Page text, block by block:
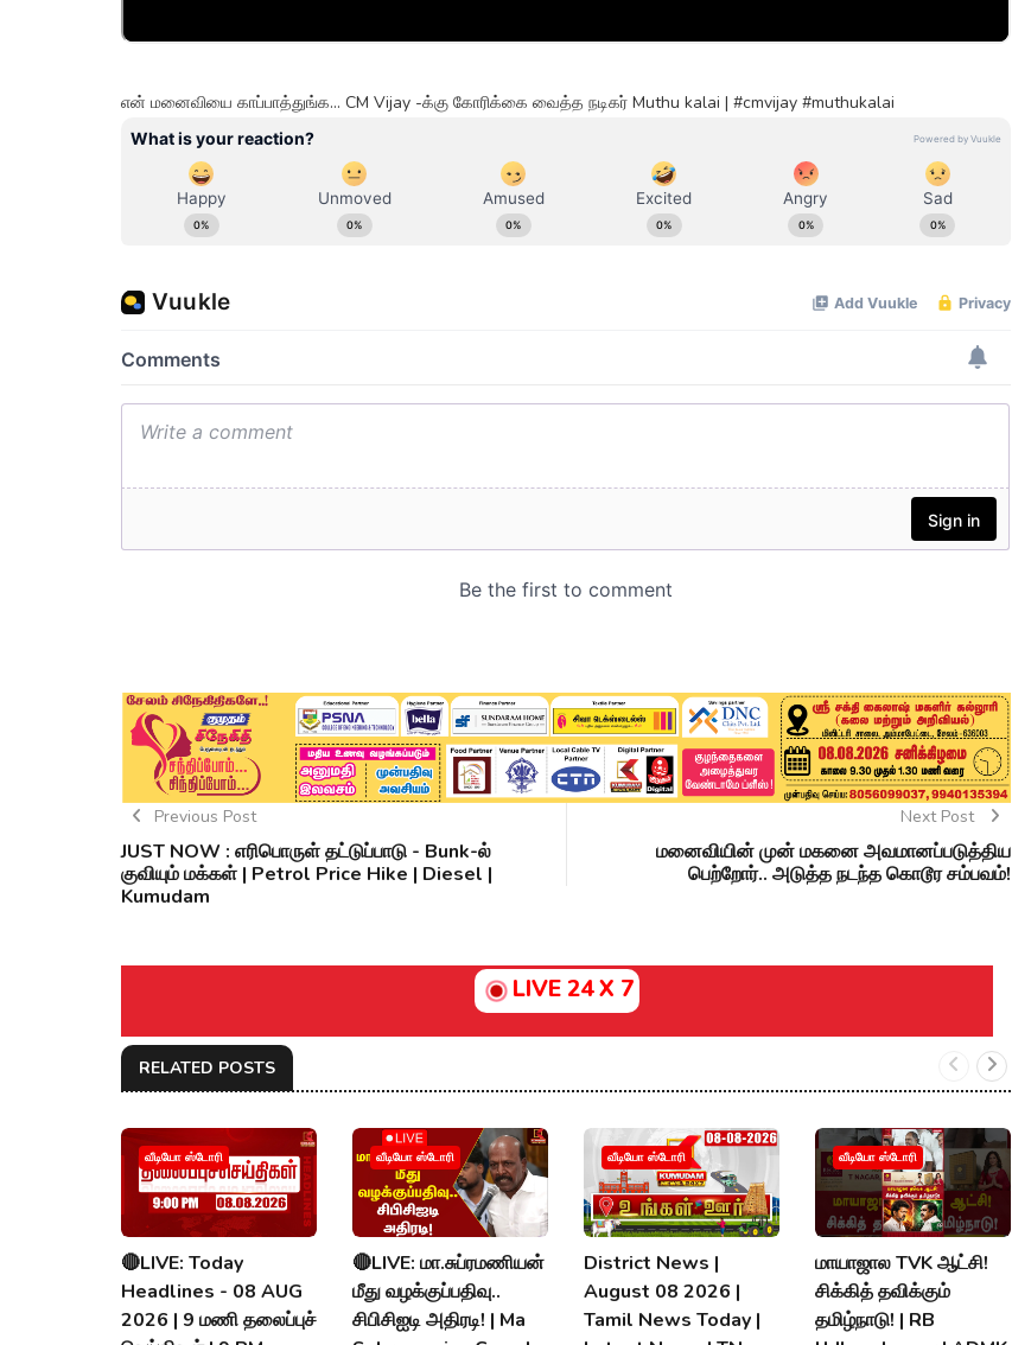
என் மனைவியை காப்பாத்துங்க... CM Vijay -க்கு கோரிக்கை வைத்த நடிகர் Muthu kalai | #cmvijay #muthukalai
Previous Post
JUST NOW : எரிபொருள் தட்டுப்பாடு - Bunk-ல்
குவியும் மக்கள் | Petrol Price Hike | Diesel |
Kumudam
Next Post
மனைவியின் முன் மகனை அவமானப்படுத்திய
பெற்றோர்.. அடுத்த நடந்த கொடூர சம்பவம்!
LIVE 24 X 7
RELATED POSTS
வீடியோ ஸ்டோரி
🔴LIVE: Today
Headlines - 08 AUG
2026 | 9 மணி தலைப்புச்
வீடியோ ஸ்டோரி
🔴LIVE: மா.சுப்ரமணியன்
மீது வழக்குப்பதிவு..
சிபிசிஐடி அதிரடி! | Ma
வீடியோ ஸ்டோரி
District News |
August 08 2026 |
Tamil News Today |
வீடியோ ஸ்டோரி
மாயாஜால TVK ஆட்சி!
சிக்கித் தவிக்கும்
தமிழ்நாடு! | RB